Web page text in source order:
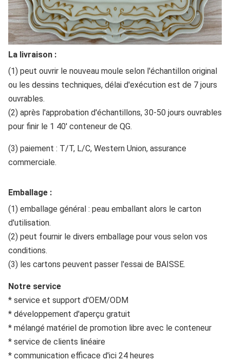
La livraison :
(1) peut ouvrir le nouveau moule selon l'échantillon original
ou les dessins techniques, délai d'exécution est de 7 jours
ouvrables.
(2) après l'approbation d'échantillons, 30-50 jours ouvrables
pour finir le 1 40' conteneur de QG.
(3) paiement : T/T, L/C, Western Union, assurance
commerciale.
Emballage :
(1) emballage général : peau emballant alors le carton
d'utilisation.
(2) peut fournir le divers emballage pour vous selon vos
conditions.
(3) les cartons peuvent passer l'essai de BAISSE.
Notre service
* service et support d'OEM/ODM
* développement d'aperçu gratuit
* mélangé matériel de promotion libre avec le conteneur
* service de clients linéaire
* communication efficace d'ici 24 heures